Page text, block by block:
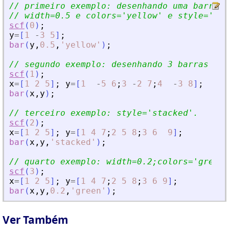
// primeiro exemplo: desenhando uma
// width=0.5 e colors= ' yellow ' e style= '
scf ( 0 ) ;
y= [ 1 - 3 5] ;
bar ( y , 0.5 , ' yellow ' ) ;
// segundo exemplo: desenhando 3
scf ( 1 ) ;
x= [ 1 2 5] ; y= [ 1 - 5 6 ; 3 - 2 7 ; 4 - 3 8] ;
bar (x , y ) ;
// terceiro exemplo: style= ' stacked ' .
scf ( 2 ) ;
x= [ 1 2 5] ; y= [ 1 4 7 ; 2 5 8 ; 3 6 9] ;
bar (x , y , ' stacked ' ) ;
// quarto exemplo: width=0.2;colors= ' green
scf ( 3 ) ;
x= [ 1 2 5] ; y= [ 1 4 7 ; 2 5 8 ; 3 6 9] ;
bar (x , y , 0.2 , ' green ' ) ;
Ver Também